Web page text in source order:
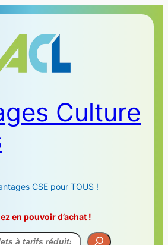
Culture
CSE pour TOUS !
en pouvoir d’achat !